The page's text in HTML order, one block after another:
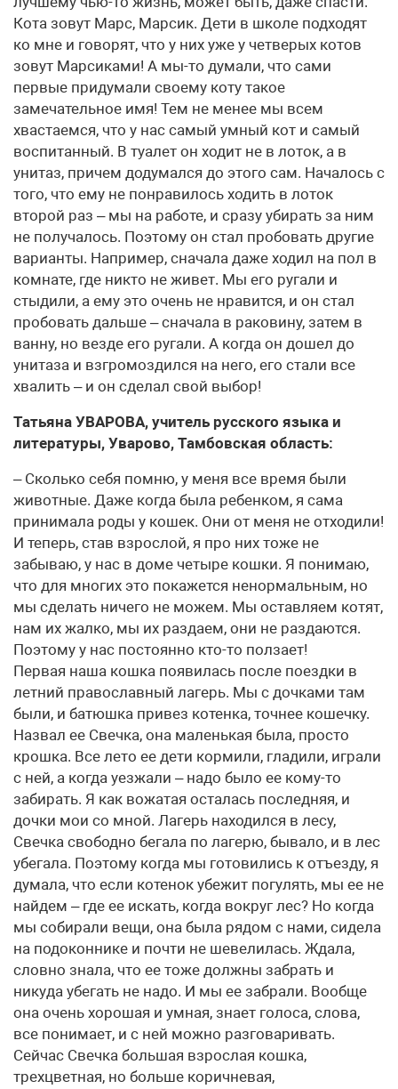
Кота зовут Марс, Марсик. Дети в школе подходят
ко мне и говорят, что у них уже у четверых котов
зовут Марсиками! А мы-то думали, что сами
первые придумали своему коту такое
замечательное имя! Тем не менее мы всем
хвастаемся, что у нас самый умный кот и самый
воспитанный. В туалет он ходит не в лоток, а в
унитаз, причем додумался до этого сам. Началось с
того, что ему не понравилось ходить в лоток
второй раз – мы на работе, и сразу убирать за ним
не получалось. Поэтому он стал пробовать другие
варианты. Например, сначала даже ходил на пол в
комнате, где никто не живет. Мы его ругали и
стыдили, а ему это очень не нравится, и он стал
пробовать дальше – сначала в раковину, затем в
ванну, но везде его ругали. А когда он дошел до
унитаза и взгромоздился на него, его стали все
хвалить – и он сделал свой выбор!
Татьяна УВАРОВА, учитель русского языка и
литературы, Уварово, Тамбовская область:
– Сколько себя помню, у меня все время были
животные. Даже когда была ребенком, я сама
принимала роды у кошек. Они от меня не отходили!
И теперь, став взрослой, я про них тоже не
забываю, у нас в доме четыре кошки. Я понимаю,
что для многих это покажется ненормальным, но
мы сделать ничего не можем. Мы оставляем котят,
нам их жалко, мы их раздаем, они не раздаются.
Поэтому у нас постоянно кто-то ползает!
Первая наша кошка появилась после поездки в
летний православный лагерь. Мы с дочками там
были, и батюшка привез котенка, точнее кошечку.
Назвал ее Свечка, она маленькая была, просто
крошка. Все лето ее дети кормили, гладили, играли
с ней, а когда уезжали – надо было ее кому-то
забирать. Я как вожатая осталась последняя, и
дочки мои со мной. Лагерь находился в лесу,
Свечка свободно бегала по лагерю, бывало, и в лес
убегала. Поэтому когда мы готовились к отъезду, я
думала, что если котенок убежит погулять, мы ее не
найдем – где ее искать, когда вокруг лес? Но когда
мы собирали вещи, она была рядом с нами, сидела
на подоконнике и почти не шевелилась. Ждала,
словно знала, что ее тоже должны забрать и
никуда убегать не надо. И мы ее забрали. Вообще
она очень хорошая и умная, знает голоса, слова,
все понимает, и с ней можно разговаривать.
Сейчас Свечка большая взрослая кошка,
трехцветная, но больше коричневая,